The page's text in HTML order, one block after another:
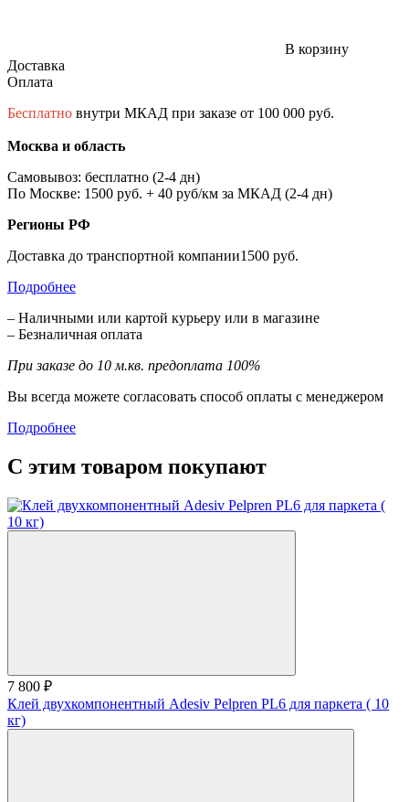
В корзину
Доставка
Оплата
Бесплатно внутри МКАД при заказе от 100 000 руб.
Москва и область
Самовывоз: бесплатно (2-4 дн)
По Москве: 1500 руб. + 40 руб/км за МКАД (2-4 дн)
Регионы РФ
Доставка до транспортной компании1500 руб.
Подробнее
– Наличными или картой курьеру или в магазине
– Безналичная оплата
При заказе до 10 м.кв. предоплата 100%
Вы всегда можете согласовать способ оплаты с менеджером
Подробнее
С этим товаром покупают
7 800 ₽
Клей двухкомпонентный Adesiv Pelpren PL6 для паркета ( 10
кг)